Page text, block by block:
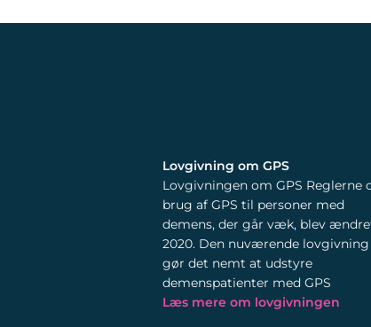
Lovgivning om GPS
Lovgivningen om GPS Reglerne
brug af GPS til personer med
demens, der går væk, blev
2020. Den nuværende lovgivning
gør det nemt at udstyre
demenspatienter med GPS
Læs mere om lovgivningen